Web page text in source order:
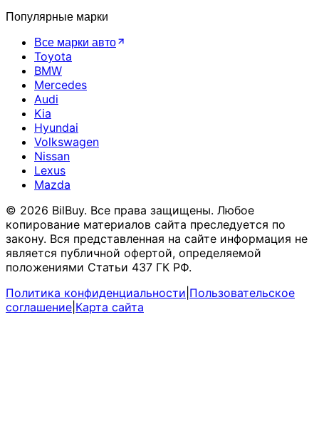
Популярные марки
Все марки авто
Toyota
BMW
Mercedes
Audi
Kia
Hyundai
Volkswagen
Nissan
Lexus
Mazda
© 2026 BilBuy. Все права защищены. Любое
копирование материалов сайта преследуется по
закону. Вся представленная на сайте информация не
является публичной офертой, определяемой
положениями Статьи 437 ГК РФ.
Политика конфиденциальности Пользовательское
соглашение Карта сайта